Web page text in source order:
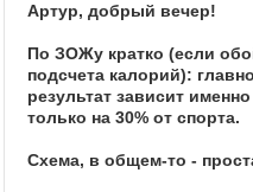
Артур, добрый вечер!
По ЗОЖу кратко (если
подсчета калорий):
результат зависит
только на 30% от спорта.
Схема, в общем-то -